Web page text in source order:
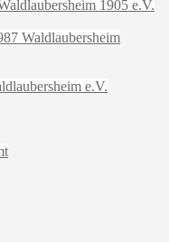
1905 e.V.
Waldlaubersheim
e.V.